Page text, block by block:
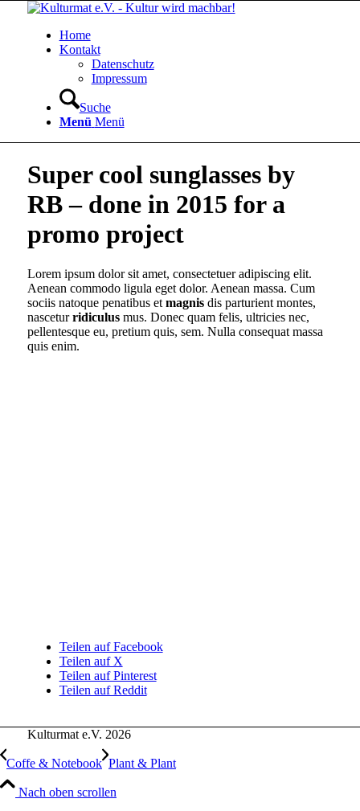
Home
Kontakt
Datenschutz
Impressum
Suche
Menü Menü
Super cool sunglasses by
RB – done in 2015 for a
promo project
Lorem ipsum dolor sit amet, consectetuer adipiscing elit.
Aenean commodo ligula eget dolor. Aenean massa. Cum
sociis natoque penatibus et magnisdis parturient montes,
nasceturridiculusmus. Donec quam felis, ultricies nec,
pellentesque eu, pretium quis, sem. Nulla consequat massa
quis enim.
Teilen auf Facebook
Teilen auf X
Teilen auf Pinterest
Teilen auf Reddit
Kulturmat e.V. 2026
Coffe & Notebook Plant & Plant
Nach oben scrollen